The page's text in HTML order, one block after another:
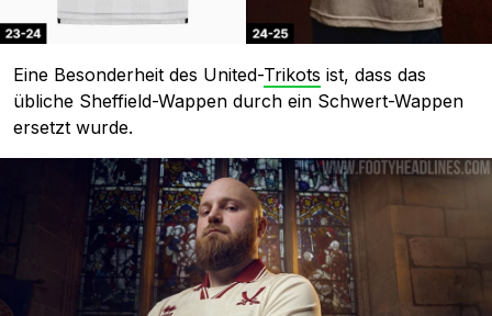
Eine Besonderheit des United-Trikots ist, dass das
übliche Sheffield-Wappen durch ein Schwert-Wappen
ersetzt wurde.